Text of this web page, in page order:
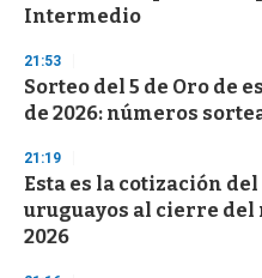
Intermedio
21:53
Sorteo del 5 de Oro de
de 2026: números
21:19
Esta es la cotización
uruguayos al cierre del
2026